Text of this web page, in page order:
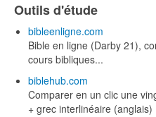
Outils d'étude
bibleenligne.com
Bible en ligne (Darby 21),
cours bibliques...
biblehub.com
Comparer en un clic une
+ grec interlinéaire (anglais)